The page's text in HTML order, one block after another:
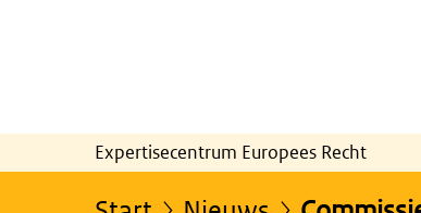
Expertisecentrum Europees Recht